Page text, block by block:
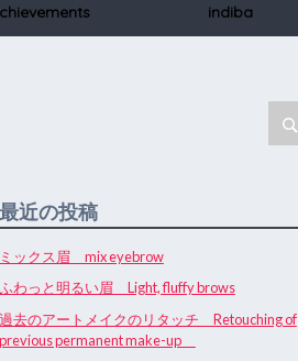
indiba
最近の投稿
ミックス眉 mix eyebrow
ふわっと明るい眉 Light, fluffy brows
過去のアートメイクのリタッチ Retouching of
previous permanent make-up